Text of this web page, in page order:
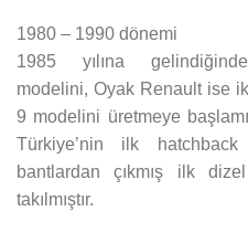
1980 – 1990 dönemi
1985 yılına
modelini, Oyak Renault ise
9 modelini üretmeye
Türkiye’nin ilk
bantlardan çıkmış ilk
takılmıştır.